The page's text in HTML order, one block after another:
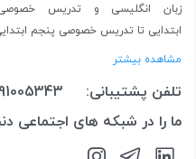
زبان انگلیسی و تدریس خصوصی
ابتدایی تا تدریس خصوصی پنجم
مشاهده بیشتر
تلفن پشتیبانی:
ما را در شبکه های اجتماعی